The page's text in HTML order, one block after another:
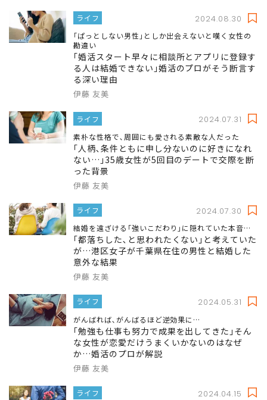
ライフ 2024.08.30
｢ぱっとしない男性｣としか出会えないと嘆く女性の
勘違い
｢婚活スタート早々に相談所とアプリに登録す
る人は結婚できない｣婚活のプロがそう断言す
る深い理由
伊藤 友美
ライフ 2024.07.31
素朴な性格で､周囲にも愛される素敵な人だった
｢人柄､条件ともに申し分ないのに好きになれ
ない…｣35歳女性が5回目のデートで交際を断
った背景
伊藤 友美
ライフ 2024.07.30
結婚を遠ざける｢強いこだわり｣に隠れていた本音…
｢都落ちした､と思われたくない｣と考えていた
が…港区女子が千葉県在住の男性と結婚した
意外な結果
伊藤 友美
ライフ 2024.05.31
がんばれば､がんばるほど逆効果に…
｢勉強も仕事も努力で成果を出してきた｣そん
な女性が恋愛だけうまくいかないのはなぜ
か…婚活のプロが解説
伊藤 友美
ライフ 2024.04.15